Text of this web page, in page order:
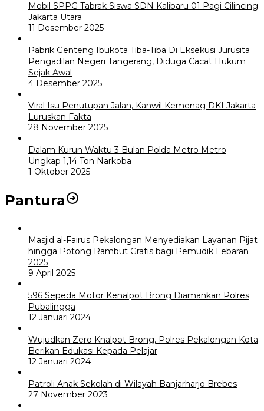
Mobil SPPG Tabrak Siswa SDN Kalibaru 01 Pagi Cilincing
Jakarta Utara
11 Desember 2025
Pabrik Genteng Ibukota Tiba-Tiba Di Eksekusi Jurusita
Pengadilan Negeri Tangerang, Diduga Cacat Hukum
Sejak Awal
4 Desember 2025
Viral Isu Penutupan Jalan, Kanwil Kemenag DKI Jakarta
Luruskan Fakta
28 November 2025
Dalam Kurun Waktu 3 Bulan Polda Metro Metro
Ungkap 1,14 Ton Narkoba
1 Oktober 2025
Pantura
Masjid al-Fairus Pekalongan Menyediakan Layanan Pijat
hingga Potong Rambut Gratis bagi Pemudik Lebaran
2025
9 April 2025
596 Sepeda Motor Kenalpot Brong Diamankan Polres
Pubalingga
12 Januari 2024
Wujudkan Zero Knalpot Brong, Polres Pekalongan Kota
Berikan Edukasi Kepada Pelajar
12 Januari 2024
Patroli Anak Sekolah di Wilayah Banjarharjo Brebes
27 November 2023